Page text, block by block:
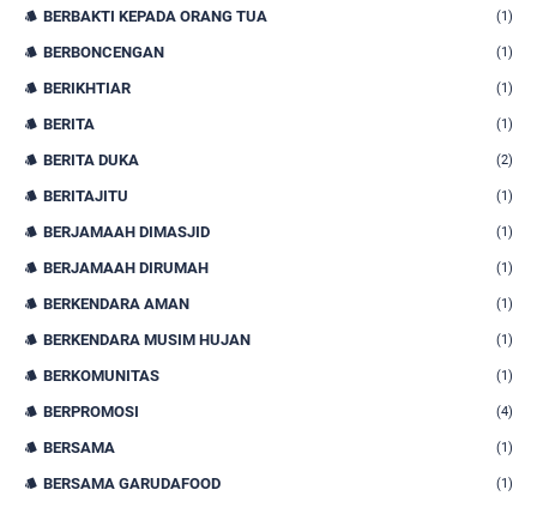
BERBAKTI KEPADA ORANG TUA (1)
BERBONCENGAN (1)
BERIKHTIAR (1)
BERITA (1)
BERITA DUKA (2)
BERITAJITU (1)
BERJAMAAH DIMASJID (1)
BERJAMAAH DIRUMAH (1)
BERKENDARA AMAN (1)
BERKENDARA MUSIM HUJAN (1)
BERKOMUNITAS (1)
BERPROMOSI (4)
BERSAMA (1)
BERSAMA GARUDAFOOD (1)